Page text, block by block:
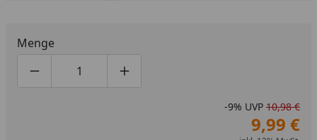
Menge
Produktmenge um eins verringern
Produktmenge manuell eingeben
Produktmenge um eins erhöhen
-9% UVP 10,98 €
9,99 €